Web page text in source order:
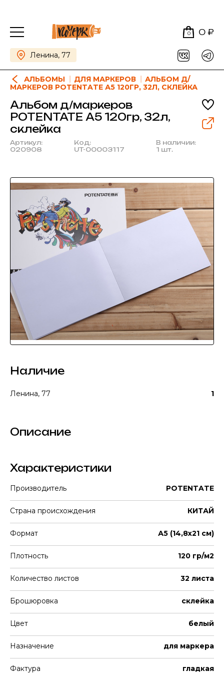
0 0 ₽
Ленина, 77
АЛЬБОМЫ ДЛЯ МАРКЕРОВ
АЛЬБОМ Д/
МАРКЕРОВ POTENTATE А5 120ГР, 32Л, СКЛЕЙКА
Альбом д/маркеров
POTENTATE А5 120гр, 32л,
склейка
Артикул:
020908
Код:
UT-00003117
В наличии:
1 шт.
Наличие
Ленина, 77 1
Описание
Характеристики
Производитель POTENTATE
Страна происхождения КИТАЙ
Формат А5 (14,8х21 см)
Плотность 120 гр/м2
Количество листов 32 листа
Брошюровка склейка
Цвет белый
Назначение для маркера
Фактура гладкая